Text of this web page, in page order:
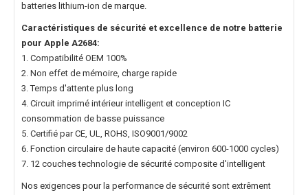
batteries lithium-ion de marque.
Caractéristiques de sécurité et excellence de notre batterie
pour Apple A2684:
1. Compatibilité OEM 100%
2. Non effet de mémoire, charge rapide
3. Temps d'attente plus long
4. Circuit imprimé intérieur intelligent et conception IC
consommation de basse puissance
5. Certifié par CE, UL, ROHS, ISO9001/9002
6. Fonction circulaire de haute capacité (environ 600-1000 cycles)
7. 12 couches technologie de sécurité composite d'intelligent
Nos exigences pour la performance de sécurité sont extrêment